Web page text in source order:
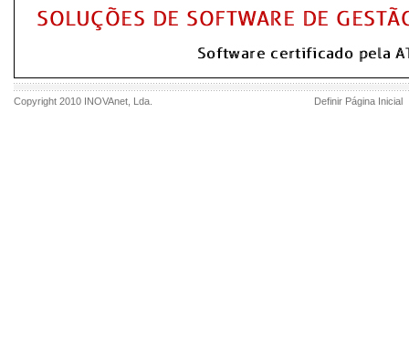
Copyright 2010 INOVAnet , Lda. Definir Página Inicial